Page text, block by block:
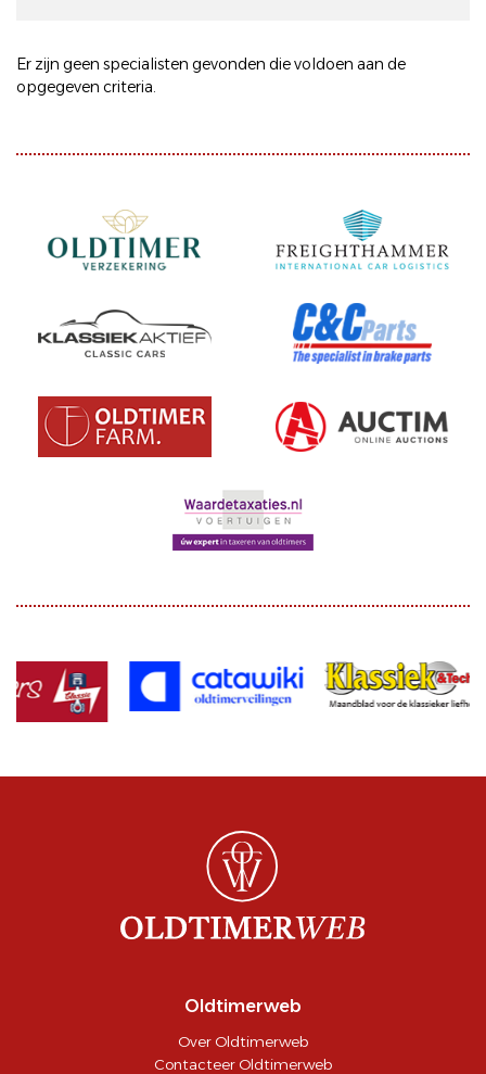
Er zijn geen specialisten gevonden die voldoen aan de
opgegeven criteria.
Oldtimerweb
Over Oldtimerweb
Contacteer Oldtimerweb